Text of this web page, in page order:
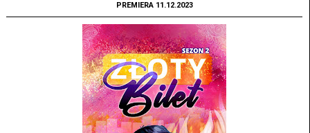
PREMIERA 11.12.2023